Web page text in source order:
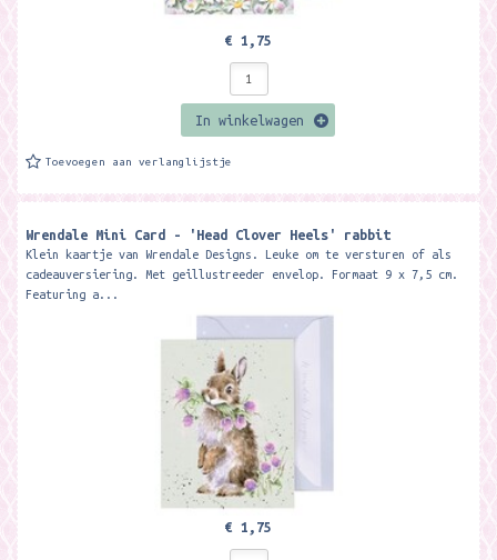
€ 1,75
In winkelwagen
Toevoegen aan verlanglijstje
Wrendale Mini Card - 'Head Clover Heels' rabbit
Klein kaartje van Wrendale Designs. Leuke om te versturen of als
cadeauversiering. Met geillustreeder envelop. Formaat 9 x 7,5 cm.
Featuring a...
€ 1,75